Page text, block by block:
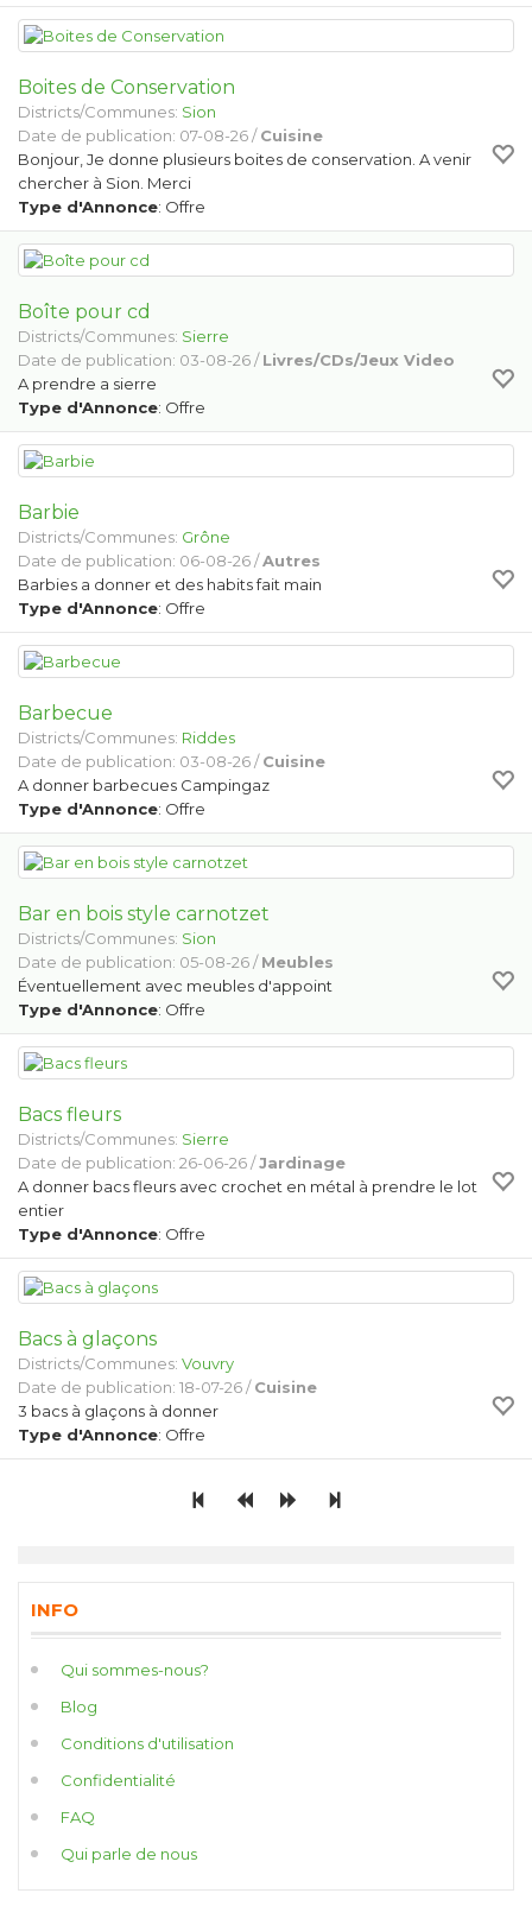
Boites de Conservation
Districts/Communes: Sion
Date de publication: 07-08-26 /Cuisine
Bonjour, Je donne plusieurs boites de conservation. A venir
chercher à Sion. Merci
Type d'Annonce: Offre
Boîte pour cd
Districts/Communes: Sierre
Date de publication: 03-08-26 /Livres/CDs/Jeux Video
A prendre a sierre
Type d'Annonce: Offre
Barbie
Districts/Communes: Grône
Date de publication: 06-08-26 /Autres
Barbies a donner et des habits fait main
Type d'Annonce: Offre
Barbecue
Districts/Communes: Riddes
Date de publication: 03-08-26 /Cuisine
A donner barbecues Campingaz
Type d'Annonce: Offre
Bar en bois style carnotzet
Districts/Communes: Sion
Date de publication: 05-08-26 /Meubles
Éventuellement avec meubles d'appoint
Type d'Annonce: Offre
Bacs fleurs
Districts/Communes: Sierre
Date de publication: 26-06-26 /Jardinage
A donner bacs fleurs avec crochet en métal à prendre le lot
entier
Type d'Annonce: Offre
Bacs à glaçons
Districts/Communes: Vouvry
Date de publication: 18-07-26 /Cuisine
3 bacs à glaçons à donner
Type d'Annonce: Offre
INFO
Qui sommes-nous?
Blog
Conditions d'utilisation
Confidentialité
FAQ
Qui parle de nous